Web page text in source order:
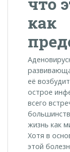
как
её
острое
всего
жизнь как
Хотя в
этой